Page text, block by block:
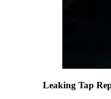
Leaking Tap